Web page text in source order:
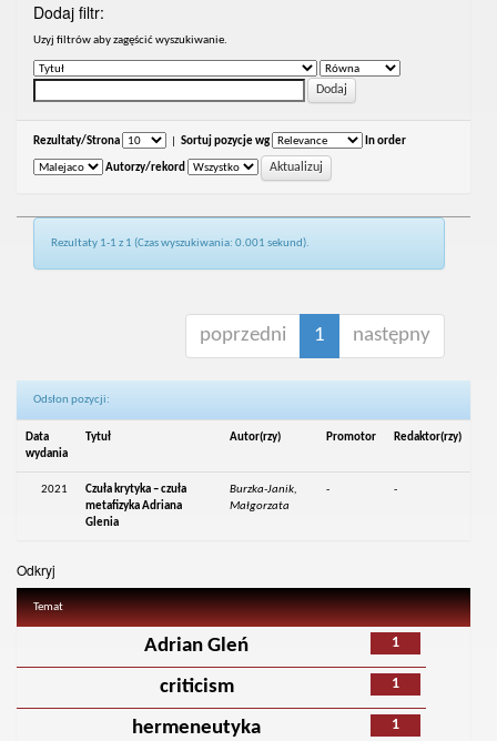
Dodaj filtr:
Uzyj filtrów aby zagęścić wyszukiwanie.
Rezultaty/Strona Sortuj pozycje wg In order
Autorzy/rekord
Rezultaty 1-1 z 1 (Czas wyszukiwania: 0.001 sekund).
poprzedni 1 następny
Odsłon pozycji:
Data
wydania
Tytuł Autor(rzy) Promotor Redaktor(rzy)
2021
Czuła krytyka – czuła
metafizyka Adriana
Glenia
Burzka-Janik,
Małgorzata
- -
Odkryj
Temat
1
Adrian Gleń
1
criticism
1
hermeneutyka